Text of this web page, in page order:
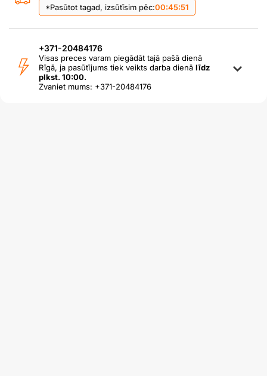
*Pasūtot tagad, izsūtīsim pēc:00:45:50
+371-20484176
Visas preces varam piegādāt tajā pašā dienā
Rīgā, ja pasūtījums tiek veikts darba dienā līdz
plkst. 10:00.
Zvaniet mums: +371-20484176